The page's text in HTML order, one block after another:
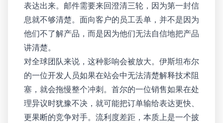
表达出来。邮件需要来回澄清三轮，因为第一封信
息就不够清楚。面向客户的员工丢单，并不是因为
他们不了解产品，而是因为他们无法自信地把产品
讲清楚。
对全球团队来说，这种影响会被放大。伊斯坦布尔
的一位开发人员如果在站会中无法清楚解释技术阻
塞，就会拖慢整个冲刺。首尔的一位销售如果在处
理异议时犹豫不决，就可能把订单输给表达更快、
更果断的竞争对手。流利度差距，本质上是一个披